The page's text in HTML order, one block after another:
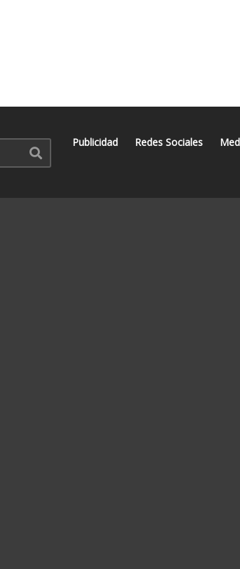
Publicidad Redes Sociales